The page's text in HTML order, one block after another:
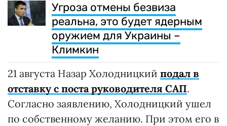
Угроза отмены безвиза
реальна, это будет ядерным
оружием для Украины –
Климкин
21 августа Назар Холодницкий подал в
отставку с поста руководителя САП.
Согласно заявлению, Холодницкий ушел
по собственному желанию. При этом его в